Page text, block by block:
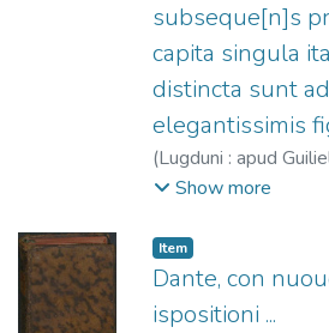
subseque[n]s
capita singula
distincta sunt
elegantissimis
(Lugduni : apud
Eskrich, Pierre, ca.
Show more
Item
Dante, con
ispositioni ...